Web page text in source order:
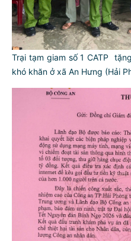
Trại tạm giam số 1 CATP
khó khăn ở xã An Hưng (Hải